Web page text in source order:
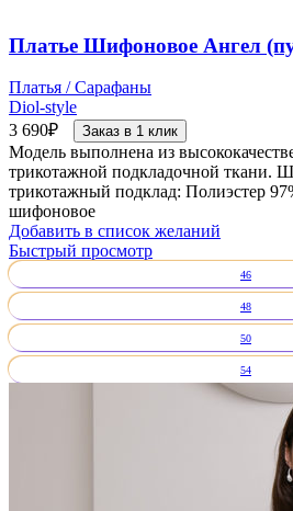
Платье Шифоновое Ангел
Платья / Сарафаны
Diol-style
3 690₽ Заказ в 1 клик
Модель выполнена из
трикотажной подкладочной ткани.
трикотажный подклад: Полиэстер
шифоновое
Добавить в список желаний
Быстрый просмотр
46
48
50
54